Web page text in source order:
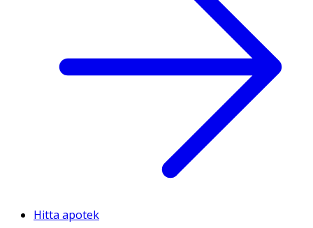
Hitta apotek